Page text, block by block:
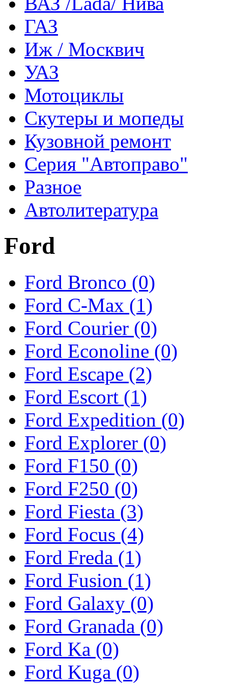
ГАЗ
Иж / Москвич
УАЗ
Мотоциклы
Скутеры и мопеды
Кузовной ремонт
Серия "Автоправо"
Разное
Автолитература
Ford
Ford Bronco (0)
Ford C-Max (1)
Ford Courier (0)
Ford Econoline (0)
Ford Escape (2)
Ford Escort (1)
Ford Expedition (0)
Ford Explorer (0)
Ford F150 (0)
Ford F250 (0)
Ford Fiesta (3)
Ford Focus (4)
Ford Freda (1)
Ford Fusion (1)
Ford Galaxy (0)
Ford Granada (0)
Ford Ka (0)
Ford Kuga (0)